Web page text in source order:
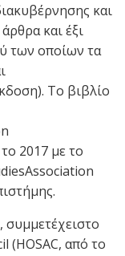
και
και έξι
των οποίων τα
Το βιβλίο
2017 με το
(HOSAC, από το